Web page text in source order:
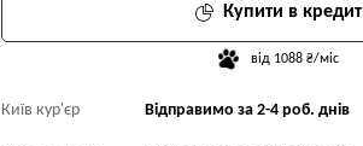
Купити в кредит
від 1088 ₴/міс
Київ кур'єр Відправимо за 2-4 роб. днів